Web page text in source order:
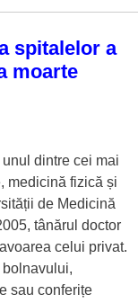
spitalelor a
moarte
dintre cei mai
medicină fizică și
de Medicină
tânărul doctor
celui privat.
sau conferițe